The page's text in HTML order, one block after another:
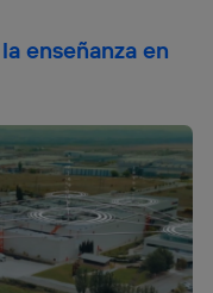
enseñanza en